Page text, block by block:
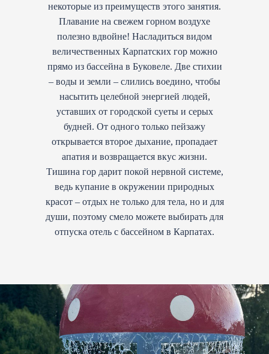
некоторые из преимуществ этого занятия.
Плавание на свежем горном воздухе
полезно вдвойне! Насладиться видом
величественных Карпатских гор можно
прямо из бассейна в Буковеле. Две стихии
– воды и земли – слились воедино, чтобы
насытить целебной энергией людей,
уставших от городской суеты и серых
будней. От одного только пейзажу
открывается второе дыхание, пропадает
апатия и возвращается вкус жизни.
Тишина гор дарит покой нервной системе,
ведь купание в окружении природных
красот – отдых не только для тела, но и для
души, поэтому смело можете выбирать для
отпуска отель с бассейном в Карпатах.